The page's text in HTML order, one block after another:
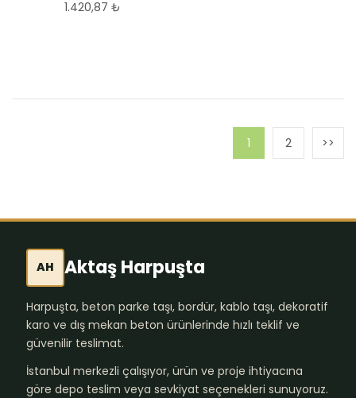
1.420,87 ₺
1 2
AH Aktaş Harpuşta
Harpuşta, beton parke taşı, bordür, kablo taşı, dekoratif
karo ve dış mekan beton ürünlerinde hızlı teklif ve
güvenilir teslimat.
İstanbul merkezli çalışıyor, ürün ve proje ihtiyacına
göre depo teslim veya sevkiyat seçenekleri sunuyoruz.